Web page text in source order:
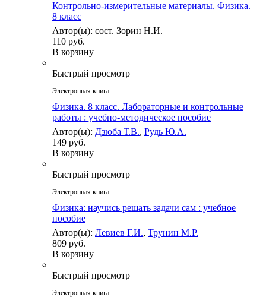
Контрольно-измерительные материалы. Физика.
8 класс
Автор(ы): сост. Зорин Н.И.
110 руб.
В корзину
Быстрый просмотр
Электронная книга
Физика. 8 класс. Лабораторные и контрольные
работы : учебно-методическое пособие
Автор(ы): Дзюба Т.В., Рудь Ю.А.
149 руб.
В корзину
Быстрый просмотр
Электронная книга
Физика: научись решать задачи сам : учебное
пособие
Автор(ы): Левиев Г.И., Трунин М.Р.
809 руб.
В корзину
Быстрый просмотр
Электронная книга